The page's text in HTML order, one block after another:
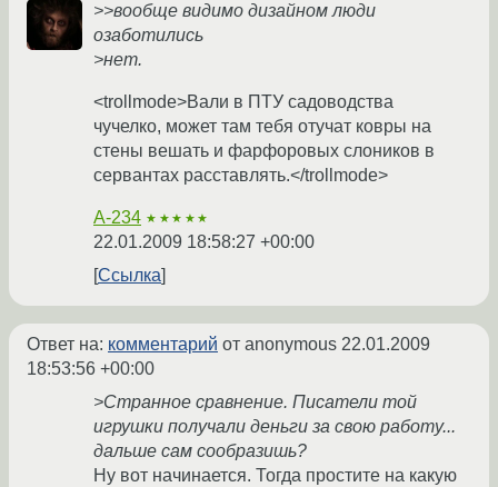
>>вообще видимо дизайном люди
озаботились
>нет.
<trollmode>Вали в ПТУ садоводства
чучелко, может там тебя отучат ковры на
стены вешать и фарфоровых слоников в
сервантах расставлять.</trollmode>
A-234 ★★★★★
22.01.2009 18:58:27 +00:00
Ссылка
Ответ на: комментарий от anonymous 22.01.2009
18:53:56 +00:00
>Странное сравнение. Писатели той
игрушки получали деньги за свою работу...
дальше сам сообразишь?
Ну вот начинается. Тогда простите на какую